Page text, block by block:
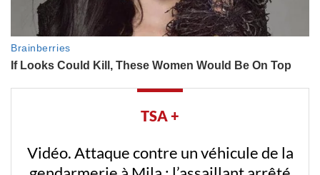
TSA +
Vidéo. Attaque contre un véhicule de la